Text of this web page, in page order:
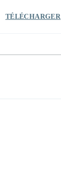
TÉLÉCHARGER